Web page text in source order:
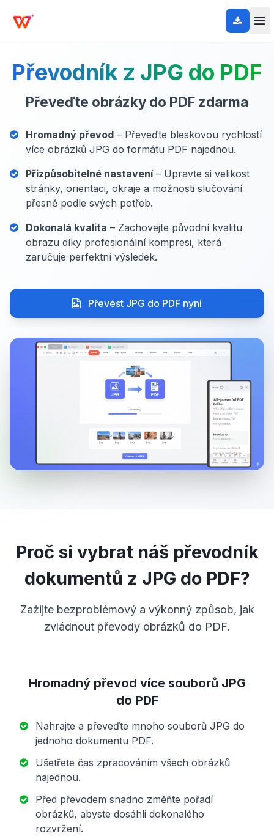
Převodník z JPG do PDF
Převeďte obrázky do PDF zdarma
Hromadný převod – Převeďte bleskovou rychlostí
více obrázků JPG do formátu PDF najednou.
Přizpůsobitelné nastavení– Upravte si velikost
stránky, orientaci, okraje a možnosti slučování
přesně podle svých potřeb.
Dokonalá kvalita – Zachovejte původní kvalitu
obrazu díky profesionální kompresi, která
zaručuje perfektní výsledek.
Převést JPG do PDF nyní
Proč si vybrat náš převodník
dokumentů z JPG do PDF?
Zažijte bezproblémový a výkonný způsob, jak
zvládnout převody obrázků do PDF.
Hromadný převod více souborů JPG
do PDF
Nahrajte a převeďte mnoho souborů JPG do
jednoho dokumentu PDF.
Ušetřete čas zpracováním všech obrázků
najednou.
Před převodem snadno změňte pořadí
obrázků, abyste dosáhli dokonalého
rozvržení.